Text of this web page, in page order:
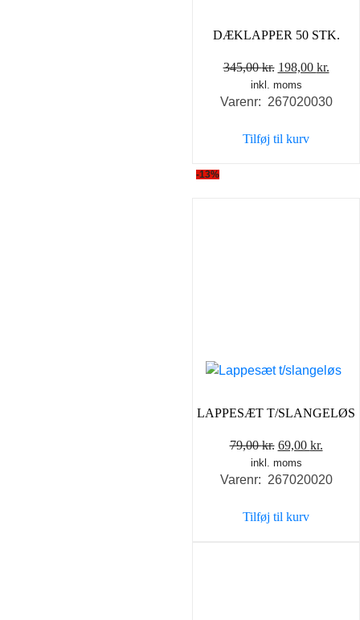
DÆKLAPPER 50 STK.
345,00kr. Den
oprindelige
pris
345,00 kr..
198,00 kr.
pris
inkl. moms
Varenr: 267020030
Tilføj til kurv
-13%
LAPPESÆT T/SLANGELØS
79,00kr. Den
oprindelige
pris
79,00 kr..
69,00 kr.
pris
inkl. moms
Varenr: 267020020
Tilføj til kurv